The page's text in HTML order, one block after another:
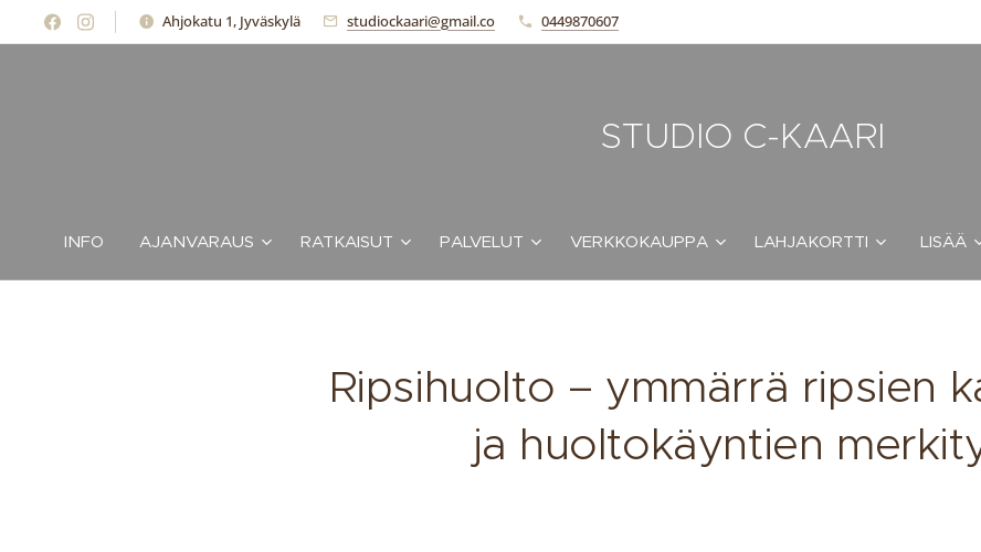
Ahjokatu 1, Jyväskylä studiockaari@gmail.co 0449870607
STUDIO C-KAARI
INFO AJANVARAUS RATKAISUT PALVELUT VERKKOKAUPPA LAHJAKORTTI LISÄÄ
Ripsihuolto – ymmärrä ripsien
ja huoltokäyntien